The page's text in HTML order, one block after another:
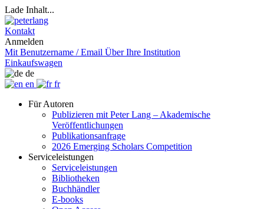
Lade Inhalt...
Kontakt
Anmelden
Mit Benutzername / Email Über Ihre Institution
Einkaufswagen
de
en
fr
Für Autoren
Publizieren mit Peter Lang – Akademische
Veröffentlichungen
Publikationsanfrage
2026 Emerging Scholars Competition
Serviceleistungen
Serviceleistungen
Bibliotheken
Buchhändler
E-books